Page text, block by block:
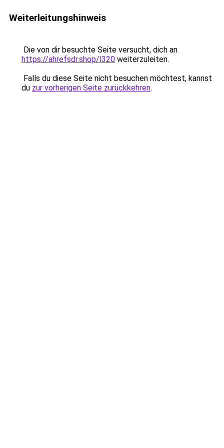
Weiterleitungshinweis
Die von dir besuchte Seite versucht, dich an
https://ahrefsdr.shop/l320 weiterzuleiten.
Falls du diese Seite nicht besuchen möchtest, kannst
du zur vorherigen Seite zurückkehren.